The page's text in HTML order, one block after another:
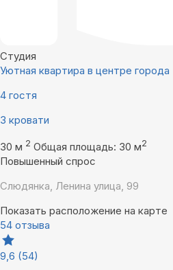
Студия
Уютная квартира в центре города
4 гостя
3 кровати
30 м 2 Общая площадь: 30 м2
Повышенный спрос
Слюдянка, Ленина улица, 99
Показать расположение на карте
54 отзыва
9,6 (54)